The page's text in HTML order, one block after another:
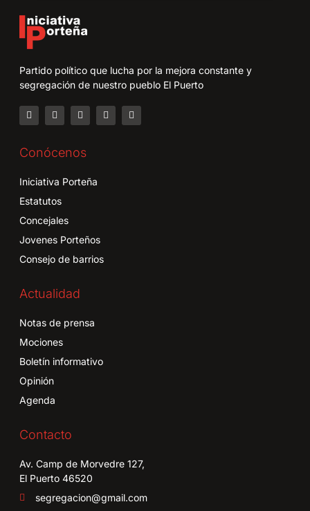
Partido político que lucha por la mejora constante y
segregación de nuestro pueblo El Puerto
Conócenos
Iniciativa Porteña
Estatutos
Concejales
Jovenes Porteños
Consejo de barrios
Actualidad
Notas de prensa
Mociones
Boletín informativo
Opinión
Agenda
Contacto
Av. Camp de Morvedre 127,
El Puerto 46520
segregacion@gmail.com